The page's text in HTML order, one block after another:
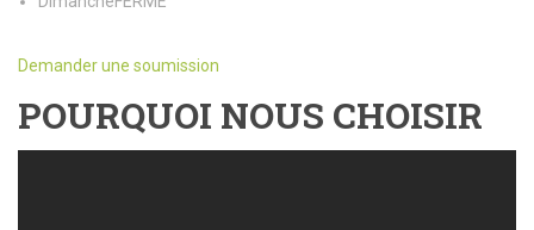
Demander une soumission
POURQUOI NOUS CHOISIR